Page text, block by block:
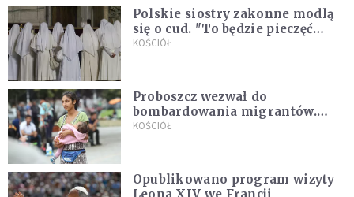
Polskie siostry zakonne modlą
się o cud. "To będzie pieczęć
Pana Boga dla naszej wiary"
KOŚCIÓŁ
Proboszcz wezwał do
bombardowania migrantów.
"Masowy ogień przeciwko
KOŚCIÓŁ
Opublikowano program wizyty